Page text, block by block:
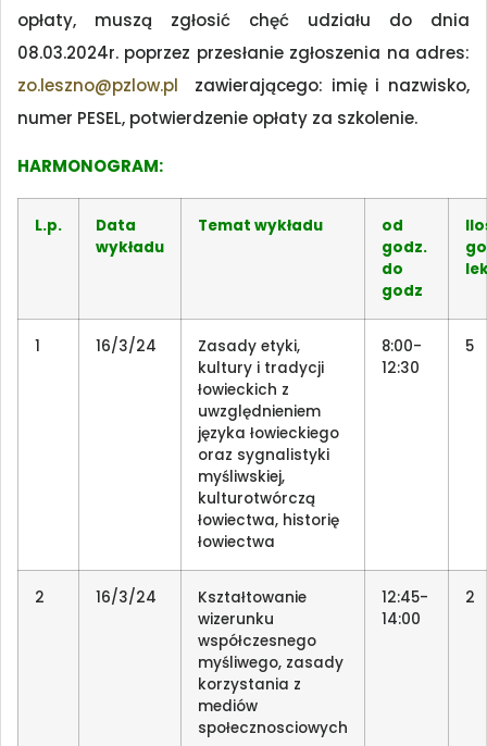
opłaty, muszą zgłosić chęć udziału do dnia
08.03.2024r. poprzez przesłanie zgłoszenia na adres:
zo.leszno@pzlow.pl zawierającego: imię i nazwisko,
numer PESEL, potwierdzenie opłaty za szkolenie.
HARMONOGRAM:
L.p.
Data
wykładu
Temat wykładu
od
godz.
do
godz
1 16/3/24
Zasady etyki,
kultury i tradycji
łowieckich z
uwzględnieniem
języka łowieckiego
oraz sygnalistyki
myśliwskiej,
kulturotwórczą
łowiectwa, historię
łowiectwa
8:00-
12:30
5
2 16/3/24
Kształtowanie
wizerunku
współczesnego
myśliwego, zasady
korzystania z
mediów
społecznosciowych
12:45-
14:00
2